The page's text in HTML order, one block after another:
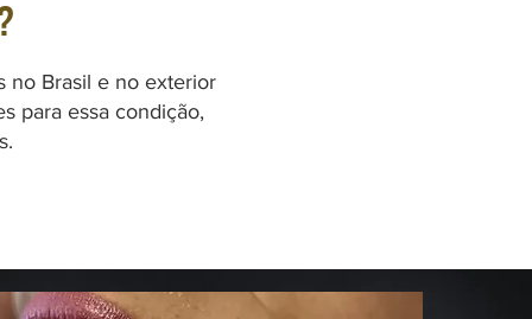
no Brasil e no exterior
para essa condição,